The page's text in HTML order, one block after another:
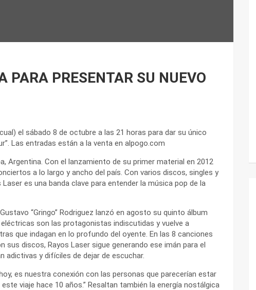
PARA PRESENTAR SU NUEVO
el sábado 8 de octubre a las 21 horas para dar su único
Las entradas están a la venta en alpogo.com
Argentina. Con el lanzamiento de su primer material en 2012
a lo largo y ancho del país. Con varios discos, singles y
es una banda clave para entender la música pop de la
“Gringo” Rodriguez lanzó en agosto su quinto álbum
son las protagonistas indiscutidas y vuelve a
que indagan en lo profundo del oyente. En las 8 canciones
sus discos, Rayos Laser sigue generando ese imán para el
adictivas y difíciles de dejar de escuchar.
es nuestra conexión con las personas que parecerían estar
viaje hace 10 años.” Resaltan también la energía nostálgica